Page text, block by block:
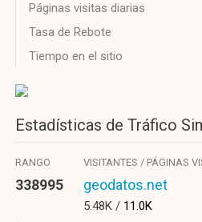
Páginas visitas diarias
Tasa de Rebote
Tiempo en el sitio
Estadísticas de Tráfico
RANGO VISITANTES / PÁGINAS
338995 geodatos.net
5.48K / 11.0K